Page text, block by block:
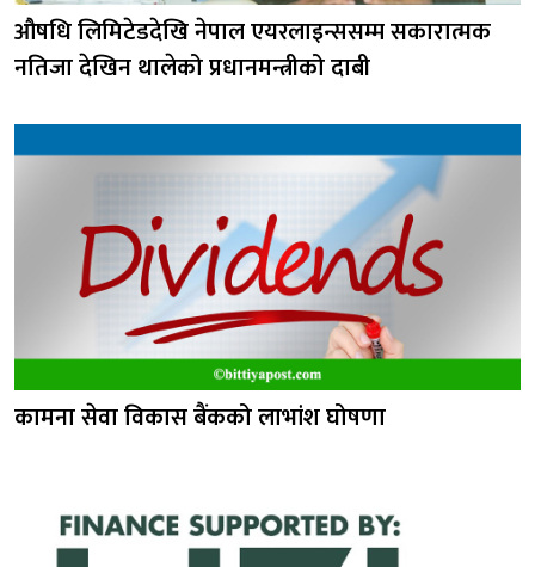
औषधि लिमिटेडदेखि नेपाल एयरलाइन्ससम्म सकारात्मक
नतिजा देखिन थालेको प्रधानमन्त्रीको दाबी
कामना सेवा विकास बैंकको लाभांश घोषणा